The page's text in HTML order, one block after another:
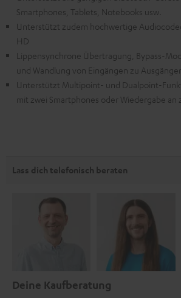
Smartphones, Tablets, Notebooks usw.
Unterstützt zudem hochwertige
HD
Lippensynchrone Übertragung, Bypass-
und Wandlung von Eingängen zu
Unterstützt Multipoint- und Dualpoint-
mit zwei Smartphones oder Wiedergabe an
Lass dich telefonisch beraten
Deine Kaufberatung